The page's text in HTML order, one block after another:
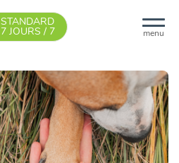
menu
STANDARD
7 JOURS / 7